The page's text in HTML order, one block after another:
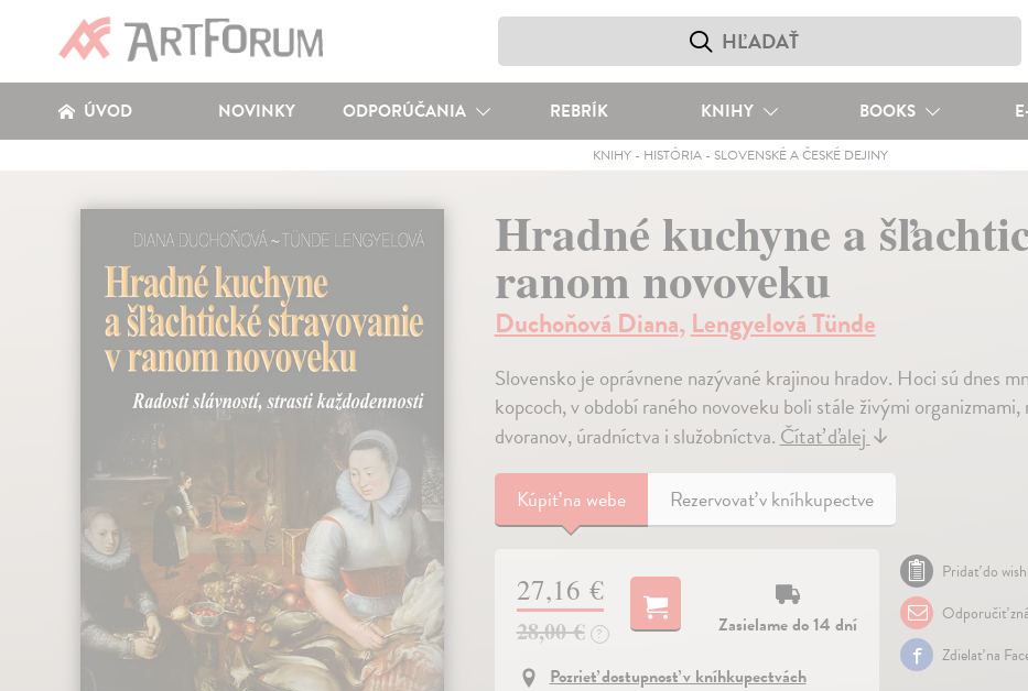
ÚVOD NOVINKY ODPORÚČANIA REBRÍK KNIHY BOOKS
KNIHY- HISTÓRIA- SLOVENSKÉ A ČESKÉ DEJINY
Hradné kuchyne a
ranom novoveku
Duchoňová Diana, Lengyelová Tünde
Slovensko je oprávnene nazývané krajinou hradov. Hoci sú dnes
kopcoch, v období raného novoveku boli stále živými
dvoranov, úradníctva i služobníctva.Čítať ďalej↓
Kúpiťna webe Rezervovať v kníhkupectve
27,16 €
28,00 € ?
Zasielame do 14 dní
Pozrieť dostupnosť v kníhkupectvách
Pridať do
Odporučiť
Zdielať na